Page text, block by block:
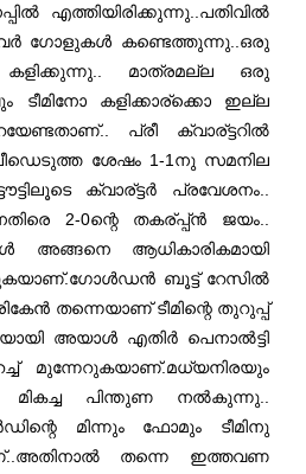
എത്തിയിരിക്കുന്നു..പതിവില്‍
അവര്‍ ഗോളുകള്‍ കണ്ടെത്തുന്നു..ഒരു
കളിക്കുന്നു.. മാത്രമല്ല ഒരു
ടീമിനോ കളിക്കാര്ക്കൊ ഇല്ല
പ്രീ ക്വാര്ട്ടറില്‍
ശേഷം 1-1നു സമനില
ക്വാര്ട്ടര്‍ പ്രവേശനം..
2-0ന്റെ തകര്പ്പ്ന്‍ ജയം..
അങ്ങനെ ആധികാരികമായി
ബൂട്ട് റേസില്‍
തന്നെയാണ് ടീമിന്റെ തുറുപ്പ്
അയാള്‍ എതിര്‍ പെനാല്‍ട്ടി
മുന്നേറുകയാണ്.മധ്യനിരയും
പിന്തുണ നല്‍കുന്നു..
മിന്നും ഫോമും ടീമിനു
തന്നെ ഇത്തവണ